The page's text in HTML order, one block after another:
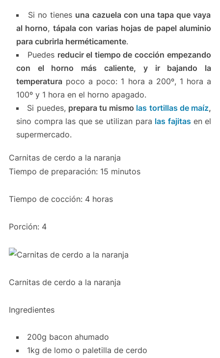
Si no tienes una cazuela con una tapa que vaya
al horno, tápala con varias hojas de papel aluminio
para cubrirla herméticamente.
Puedes reducir el tiempo de cocción empezando
con el horno más caliente, y ir bajando la
temperaturapoco a poco: 1 hora a 200º, 1 hora a
100º y 1 hora en el horno apagado.
Si puedes, prepara tu mismo las tortillas de maíz,
sino compra las que se utilizan para las fajitas en el
supermercado.
Carnitas de cerdo a la naranja
Tiempo de preparación: 15 minutos
Tiempo de cocción: 4 horas
Porción: 4
Carnitas de cerdo a la naranja
Ingredientes
200g bacon ahumado
1kg de lomo o paletilla de cerdo